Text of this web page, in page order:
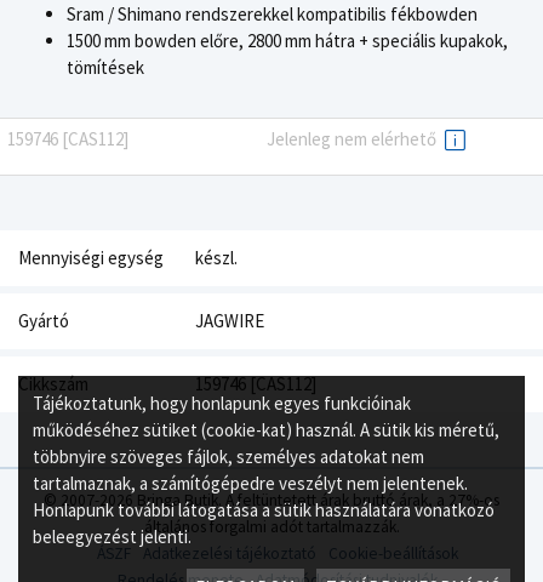
Sram / Shimano rendszerekkel kompatibilis fékbowden
1500 mm bowden előre, 2800 mm hátra + speciális kupakok,
tömítések
159746 [CAS112] Jelenleg nem elérhető
Mennyiségi egység készl.
Gyártó JAGWIRE
Cikkszám 159746 [CAS112]
© 2007-2026 Bringa Butik. A feltüntetett árak bruttó árak, a 27%-os
általános forgalmi adót tartalmazzák.
ÁSZF
Adatkezelési tájékoztató
Cookie-beállítások
Tájékoztatunk, hogy honlapunk egyes funkcióinak
működéséhez sütiket (cookie-kat) használ. A sütik kis méretű,
többnyire szöveges fájlok, személyes adatokat nem
tartalmaznak, a számítógépedre veszélyt nem jelentenek.
Honlapunk további látogatása a sütik használatára vonatkozó
beleegyezést jelenti.